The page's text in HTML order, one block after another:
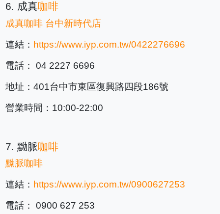
6. 成真咖啡
成真咖啡 台中新時代店
連結： https://www.iyp.com.tw/0422276696
電話： 04 2227 6696
地址：401台中市東區復興路四段186號
營業時間：10:00-22:00
7. 黝脈咖啡
黝脈咖啡
連結： https://www.iyp.com.tw/0900627253
電話： 0900 627 253